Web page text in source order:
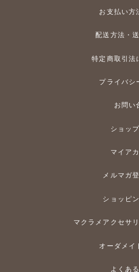
お支払い方
配送方法・
特定商取引法
プライバシ
お問い
ショッ
マイア
メルマガ
ショッピ
マクラメアクセサ
オーダメイ
よくあ